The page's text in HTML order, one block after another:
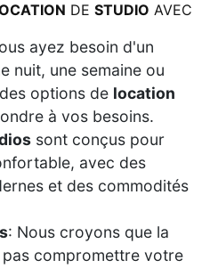
DE STUDIO AVEC
ayez besoin d'un
nuit, une semaine ou
options de location
à vos besoins.
sont conçus pour
avec des
et des commodités
: Nous croyons que la
compromettre votre